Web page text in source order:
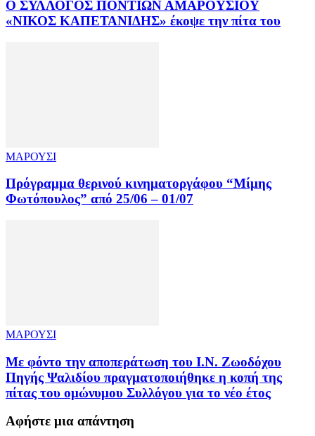
Ο ΣΥΛΛΟΓΟΣ ΠΟΝΤΙΩΝ ΑΜΑΡΟΥΣΙΟΥ
«ΝΙΚΟΣ ΚΑΠΕΤΑΝΙΔΗΣ» έκοψε την πίτα του
ΜΑΡΟΥΣΙ
Πρόγραμμα θερινού κινηματοργάφου “Μίμης
Φωτόπουλος” από 25/06 – 01/07
ΜΑΡΟΥΣΙ
Με φόντο την αποπεράτωση του Ι.Ν. Ζωοδόχου
Πηγής Ψαλιδίου πραγματοποιήθηκε η κοπή της
πίτας του ομώνυμου Συλλόγου για το νέο έτος
Αφήστε μια απάντηση